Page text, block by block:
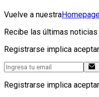
Vuelve a nuestra
Recibe las últimas
Registrarse implica
Registrarse implica